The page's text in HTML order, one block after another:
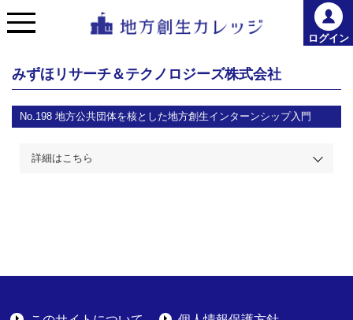
ログイン
みずほリサーチ＆テクノロジーズ株式会社
No.198 地方公共団体を核とした地方創生インターンシップ入門
詳細はこちら